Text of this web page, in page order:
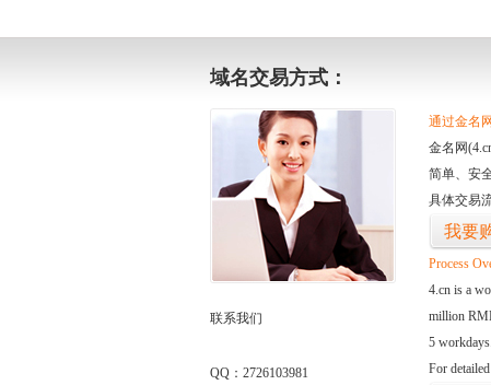
域名交易方式：
联系我们
QQ：2726103981
通过金名
金名网
简单、安
具体交易
我要
Process
4.cn is a
million
5 workdays.
For